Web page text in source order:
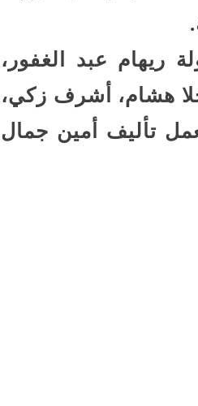
عبد الغفور،
هشام، أشرف زكي،
تأليف أمين جمال